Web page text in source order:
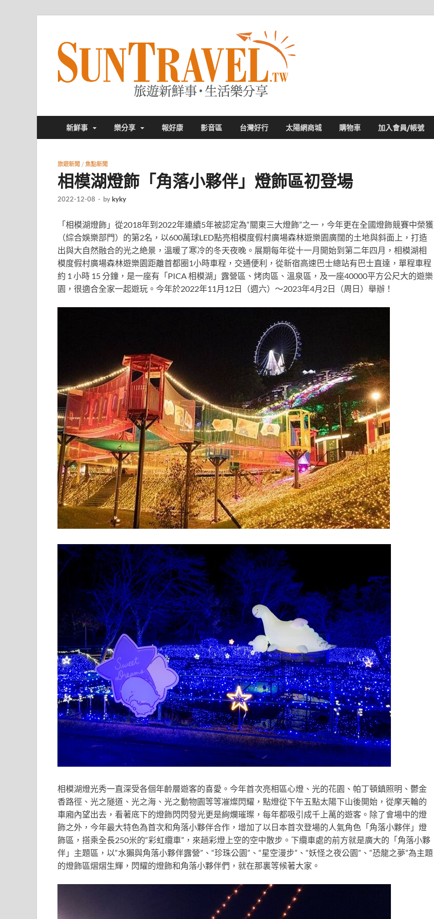
新鮮事 樂分享 報好康 影音區 台灣好行 太陽網商城 購物車 加入會員/帳號
旅遊新聞 / 焦點新聞
相模湖燈飾「角落小夥伴」燈飾區初登場
2022-12-08 - bykyky
「相模湖燈飾」 從2018年到2022年連續5年被認定為“關東三大燈飾”之一，今年更在全國燈飾競賽中榮獲
（綜合娛樂部門）的第2名， 以600萬球LED點亮相模度假村廣場森林遊樂園廣闊的土地與斜面上，打造
出與大自然融合的光之絶景，溫暖了寒冷的冬天夜晚 。 展期每年從十一月開始到第二年四月，相模湖相
模度假村廣場森林遊樂園距離首都圈1小時車程，交通便利，從新宿高速巴士總站有巴士直達，單程車程
約 1 小時 15 分鐘，是一座有「PICA 相模湖」露營區、烤肉區、溫泉區，及一座40000平方公尺大的遊樂
園，很適合全家一起遊玩。 今年於2022年11月12日（週六）～2023年4月2日（周日）舉辦！
相模湖燈光秀一直深受各個年齡層遊客的喜愛。今年首次亮相區心燈、光的花園、帕丁頓鎮照明、鬱金
香路徑、光之隧道、光之海、光之動物園等等凗燦閃耀， 點燈從下午五點太陽下山後開始， 從摩天輪的
車廂內望出去， 看著底下的燈飾閃閃發光更是絢爛璀璨， 每年都吸引成千上萬的遊客。 除了會場中的燈
飾之外，今年最大特色為首次和角落小夥伴合作， 增加了以日本首次登場的人氣角色「角落小夥伴」燈
飾區，搭乘全長250米的“彩虹纜車”，來趟彩燈上空的空中散步。下纜車處的前方就是廣大的「角落小夥
伴」主題區，以“水獺與角落小夥伴露營”、“珍珠公園”、“星空漫步”、“妖怪之夜公園”、“恐龍之夢”為主題
的燈飾區熠熠生輝，閃耀的燈飾和角落小夥伴們，就在那裏等候著大家。